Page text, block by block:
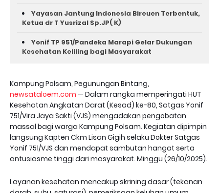
Yayasan Jantung Indonesia Bireuen Terbentuk,
Ketua dr T Yusrizal Sp.JP( K)
Yonif TP 951/Pandeka Marapi Gelar Dukungan
Kesehatan Keliling bagi Masyarakat
Kampung Polsam, Pegunungan Bintang,
newsataloem.com — Dalam rangka memperingati HUT
Kesehatan Angkatan Darat (Kesad) ke-80, Satgas Yonif
751/Vira Jaya Sakti (VJS) mengadakan pengobatan
massal bagi warga Kampung Polsam. Kegiatan dipimpin
langsung Kapten Ckm Lisan Gigih selaku Dokter Satgas
Yonif 751/VJS dan mendapat sambutan hangat serta
antusiasme tinggi dari masyarakat. Minggu (26/10/2025).
Layanan kesehatan mencakup skrining dasar (tekanan